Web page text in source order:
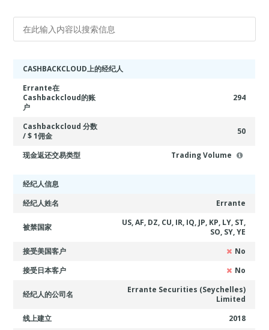
CASHBACKCLOUD上的经纪人
Errante在
Cashbackcloud的账
户
294
Cashbackcloud 分数
/ $ 1佣金
50
现金返还交易类型 Trading Volume
经纪人信息
经纪人姓名
Errante
被禁国家
US, AF, DZ, CU, IR, IQ, JP, KP, LY, ST,
SO, SY, YE
接受美国客户
No
接受日本客户
No
经纪人的公司名
Errante Securities (Seychelles)
Limited
线上建立
2018